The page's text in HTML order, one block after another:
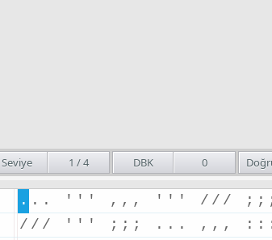
Seviye 1 /4 DBK 0
. . . ' ' ' , , , ' ' ' / / / ; ;
/ / / ' ' ' ; ; ; . . . , , , : :